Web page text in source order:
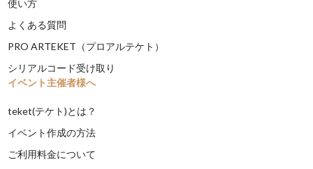
使い方
よくある質問
PRO ARTEKET（プロアルテケト）
シリアルコード受け取り
イベント主催者様へ
teket(テケト)とは？
イベント作成の方法
ご利用料金について